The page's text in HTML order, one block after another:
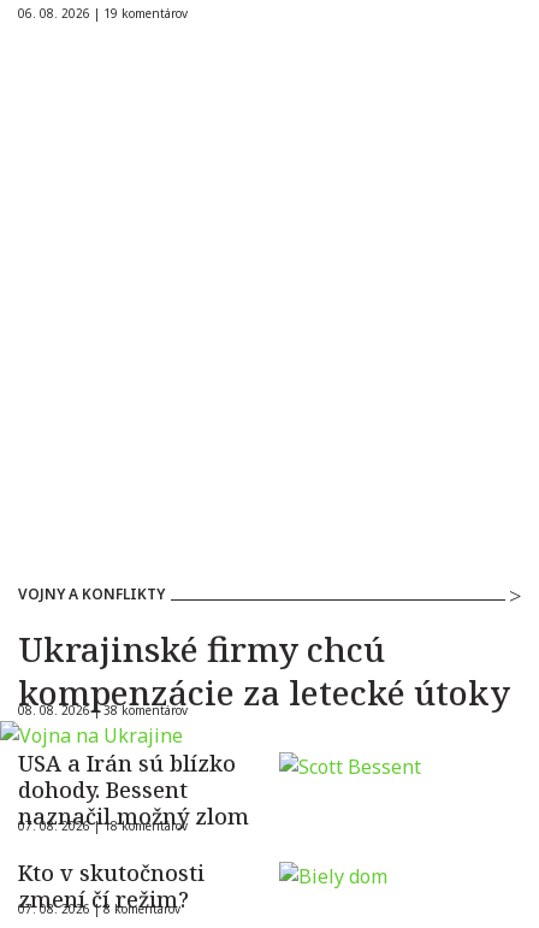
06. 08. 2026 | 19 komentárov
VOJNY A KONFLIKTY
Ukrajinské firmy chcú
kompenzácie za letecké útoky
08. 08. 2026 |38 komentárov
USA a Irán sú blízko
dohody. Bessent
naznačil možný zlom
07. 08. 2026 |18 komentárov
Kto v skutočnosti
zmení čí režim?
07. 08. 2026 |8 komentárov